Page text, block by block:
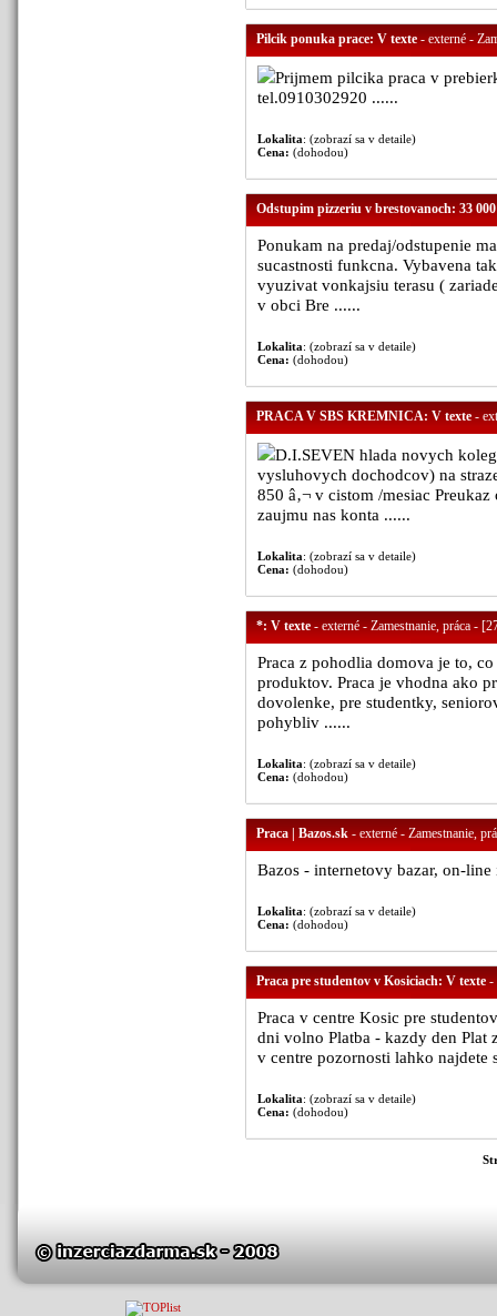
Pilcik ponuka prace: V texte- externé -
Prijmem pilcika praca v
tel.0910302920 ......
Lokalita: (zobrazí sa v detaile)
Cena: (dohodou)
Odstupim pizzeriu v brestovanoch: 33 000
Ponukam na predaj/odstupenie
sucastnosti funkcna. Vybavena
vyuzivat vonkajsiu terasu (
v obci Bre ......
Lokalita: (zobrazí sa v detaile)
Cena: (dohodou)
PRACA V SBS KREMNICA: V texte-
D.I.SEVEN hlada novych
vysluhovych dochodcov) na
850 â‚¬ v cistom /mesiac
zaujmu nas konta ......
Lokalita: (zobrazí sa v detaile)
Cena: (dohodou)
*: V texte- externé - Zamestnanie, práca -
Praca z pohodlia domova je to,
produktov. Praca je vhodna ako
dovolenke, pre studentky,
pohybliv ......
Lokalita: (zobrazí sa v detaile)
Cena: (dohodou)
Praca | Bazos.sk- externé - Zamestnanie,
Bazos - internetovy bazar, on-
Lokalita: (zobrazí sa v detaile)
Cena: (dohodou)
Praca pre studentov v Kosiciach: V texte-
Praca v centre Kosic pre
dni volno Platba - kazdy den Plat
v centre pozornosti lahko
Lokalita: (zobrazí sa v detaile)
Cena: (dohodou)